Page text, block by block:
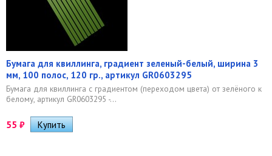
Бумага для квиллинга, градиент зеленый-белый, ширина 3
мм, 100 полос, 120 гр., артикул GR0603295
Бумага для квиллинга с градиентом (переходом цвета) от зелёного к
белому, артикул GR0603295 -...
55 ₽